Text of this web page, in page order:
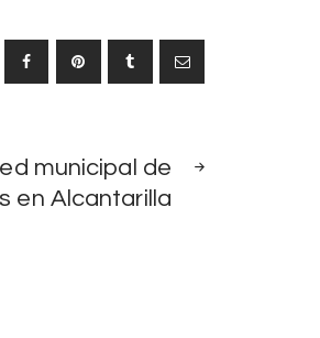
NOTICIA
municipal de
en Alcantarilla